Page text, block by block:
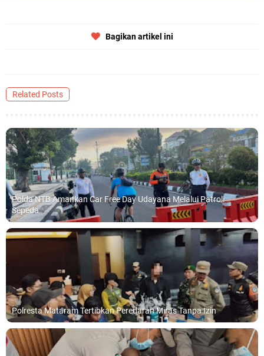
Bagikan artikel ini
Related Posts
Polda NTB Amankan Car Free Day Udayana Melalui Patroli
Sepeda
Polresta Mataram Tertibkan Peredaran Miras Tanpa Izin